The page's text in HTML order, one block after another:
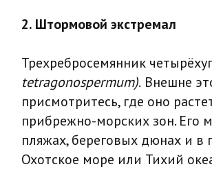
2. Штормовой экстремал
Трехребросемянник
tetragonospermum). Внешне
присмотритесь, где оно
прибрежно-морских зон. Его
пляжах, береговых дюнах и в
Охотское море или Тихий